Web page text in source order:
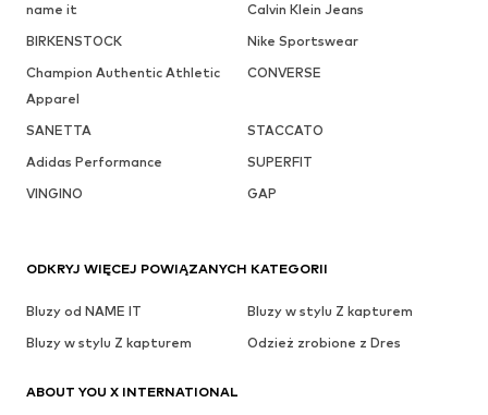
name it
Calvin Klein Jeans
BIRKENSTOCK
Nike Sportswear
Champion Authentic Athletic
Apparel
CONVERSE
SANETTA
STACCATO
Adidas Performance
SUPERFIT
VINGINO
GAP
ODKRYJ WIĘCEJ POWIĄZANYCH KATEGORII
Bluzy od NAME IT
Bluzy w stylu Z kapturem
Bluzy w stylu Z kapturem
Odzież zrobione z Dres
ABOUT YOU X INTERNATIONAL